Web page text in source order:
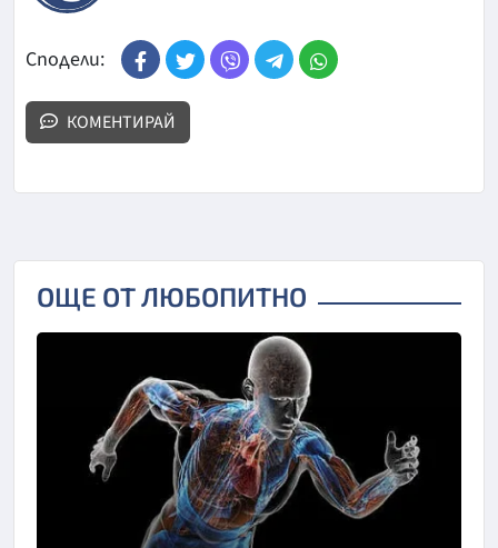
Сподели:
КОМЕНТИРАЙ
ОЩЕ ОТ ЛЮБОПИТНО